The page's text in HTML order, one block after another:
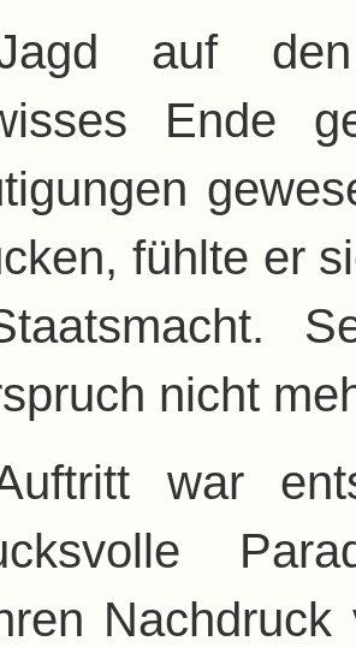
auf den
Ende
fühlte er
nicht
war